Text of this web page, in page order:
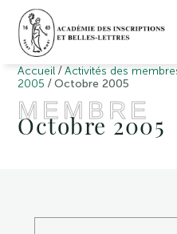
Accueil /Activités des
2005 /Octobre 2005
MEMBRE
Octobre 2005